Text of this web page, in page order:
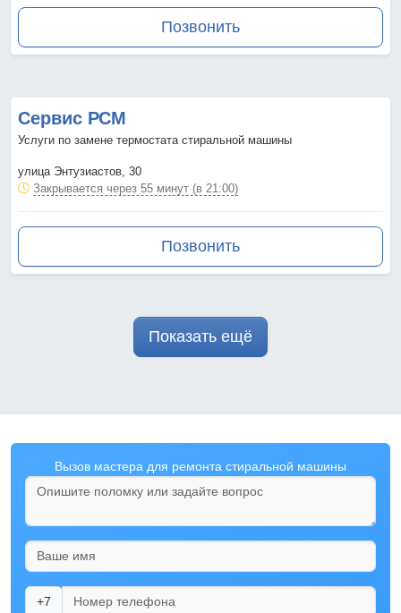
Позвонить
Сервис РСМ
Услуги по замене термостата стиральной машины
улица Энтузиастов, 30
Закрывается через 55 минут (в 21:00)
Позвонить
Показать ещё
Вызов мастера для ремонта стиральной машины
+7